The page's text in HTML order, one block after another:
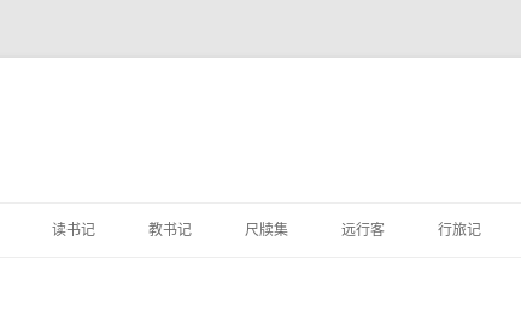
至
正
读书记 教书记 尺牍集 远行客 行旅记